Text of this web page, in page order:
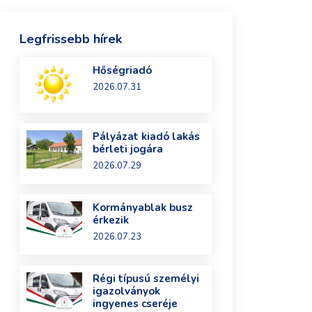
Legfrissebb hírek
Hőségriadó
2026.07.31
Pályázat kiadó lakás
bérleti jogára
2026.07.29
Kormányablak busz
érkezik
2026.07.23
Régi típusú személyi
igazolványok
ingyenes cseréje